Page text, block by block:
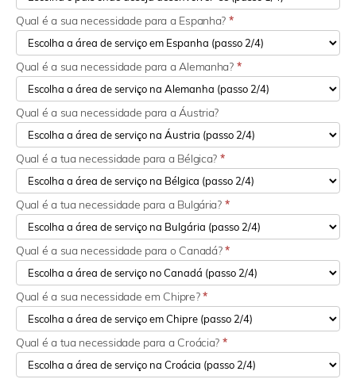
Qual é a sua necessidade para a Espanha? *
Qual é a sua necessidade para a Alemanha? *
Qual é a sua necessidade para a Áustria?
Qual é a tua necessidade para a Bélgica? *
Qual é a tua necessidade para a Bulgária? *
Qual é a sua necessidade para o Canadá?*
Qual é a sua necessidade em Chipre?*
Qual é a tua necessidade para a Croácia? *